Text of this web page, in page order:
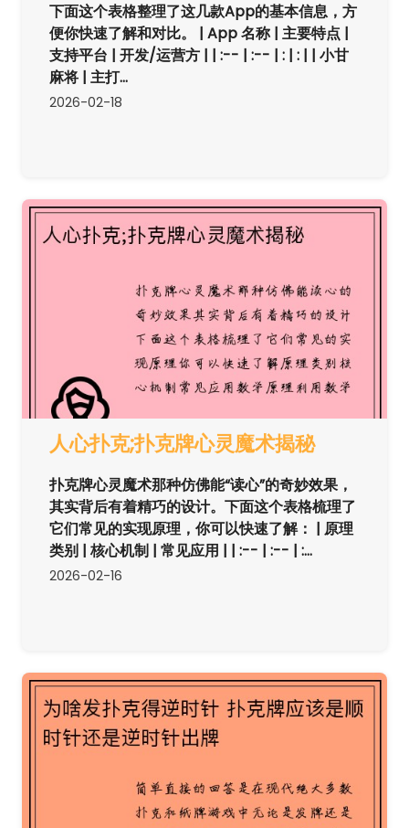
下面这个表格整理了这几款App的基本信息，方
便你快速了解和对比。 | App 名称 | 主要特点 |
支持平台 | 开发/运营方 | | :-- | :-- | : | : | | 小甘
麻将 | 主打...
2026-02-18
人心扑克;扑克牌心灵魔术揭秘
扑克牌心灵魔术那种仿佛能“读心”的奇妙效果，
其实背后有着精巧的设计。下面这个表格梳理了
它们常见的实现原理，你可以快速了解： | 原理
类别 | 核心机制 | 常见应用 | | :-- | :-- | :...
2026-02-16